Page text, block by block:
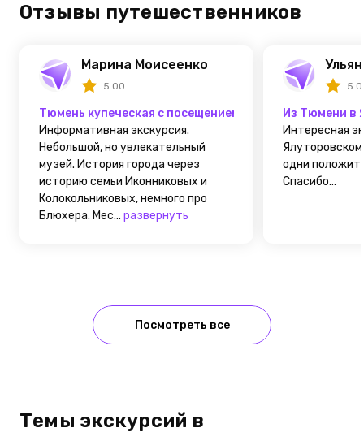
Отзывы путешественников
Марина Моисеенко
5.00
Тюмень купеческая с посещением усадьбы
Информативная экскурсия.
Небольшой, но увлекательный
музей. История города через
историю семьи Иконниковых и
Колокольниковых, немного про
Блюхера. Мес... развернуть
Из Тюмени в
Интересная
одни
Спасибо...
Посмотреть все
Темы экскурсий в